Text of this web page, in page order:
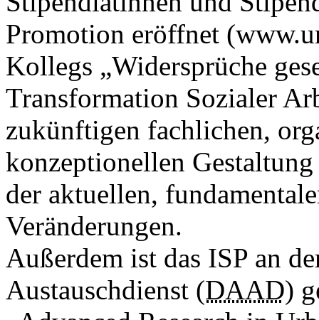
Promotion eröffnet
Kollegs „Widersprüche
Transformation Sozialer
zukünftigen fachlichen,
konzeptionellen
der aktuellen,
Veränderungen.
Außerdem ist das ISP an
Austauschdienst (DAAD)